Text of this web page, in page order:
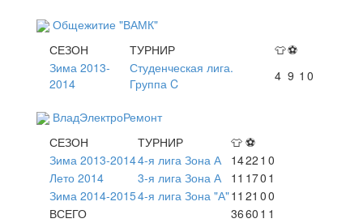
Общежитие "ВАМК"
СЕЗОН
ТУРНИР 👕⚽
Зима 2013-
2014
Студенческая лига.
Группа C
4 9 1 0
ВладЭлектроРемонт
СЕЗОН
ТУРНИР 👕 ⚽
Зима 2013-20144-я лига Зона А 1422 1 0
Лето 2014
3-я лига Зона А 11 170 1
Зима 2014-20154-я лига Зона "А"11 21 00
ВСЕГО
3660 1 1